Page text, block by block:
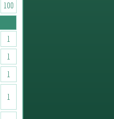
100
1
1
1
1